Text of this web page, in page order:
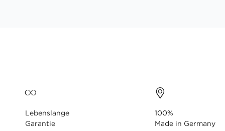
Lebenslange
Garantie
100%
Made in Germany